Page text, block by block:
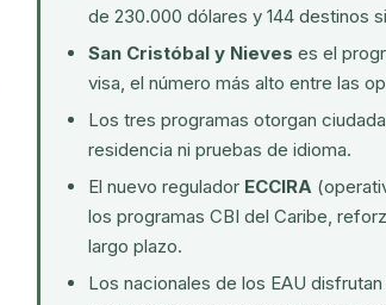
de 230.000 dólares y 144 destinos
San Cristóbal y Nieves es el
visa, el número más alto entre las
Los tres programas otorgan
residencia ni pruebas de idioma.
El nuevo regulador ECCIRA
los programas CBI del Caribe,
largo plazo.
Los nacionales de los EAU